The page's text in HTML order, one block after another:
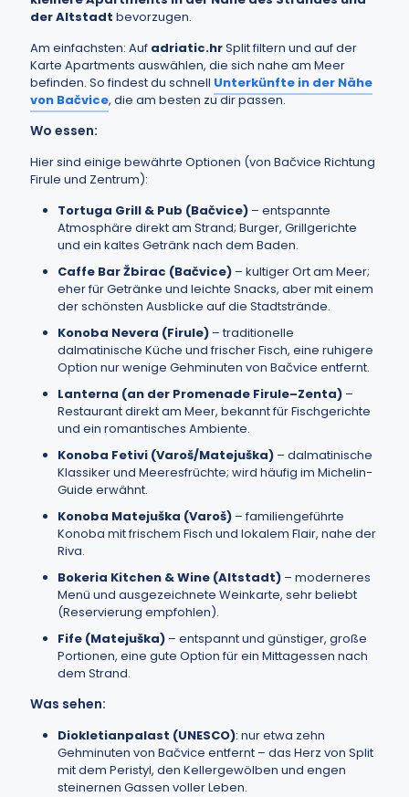
der Altstadt bevorzugen.
Am einfachsten: Auf adriatic.hrSplit filtern und auf der
Karte Apartments auswählen, die sich nahe am Meer
befinden. So findest du schnell Unterkünfte in der Nähe
von Bačvice, die am besten zu dir passen.
Wo essen:
Hier sind einige bewährte Optionen (von Bačvice Richtung
Firule und Zentrum):
Tortuga Grill & Pub (Bačvice) – entspannte
Atmosphäre direkt am Strand; Burger, Grillgerichte
und ein kaltes Getränk nach dem Baden.
Caffe Bar Žbirac (Bačvice) – kultiger Ort am Meer;
eher für Getränke und leichte Snacks, aber mit einem
der schönsten Ausblicke auf die Stadtstrände.
Konoba Nevera (Firule) – traditionelle
dalmatinische Küche und frischer Fisch, eine ruhigere
Option nur wenige Gehminuten von Bačvice entfernt.
Lanterna (an der Promenade Firule–Zenta) –
Restaurant direkt am Meer, bekannt für Fischgerichte
und ein romantisches Ambiente.
Konoba Fetivi (Varoš/Matejuška) – dalmatinische
Klassiker und Meeresfrüchte; wird häufig im Michelin-
Guide erwähnt.
Konoba Matejuška (Varoš) – familiengeführte
Konoba mit frischem Fisch und lokalem Flair, nahe der
Riva.
Bokeria Kitchen & Wine (Altstadt) – moderneres
Menü und ausgezeichnete Weinkarte, sehr beliebt
(Reservierung empfohlen).
Fife (Matejuška) – entspannt und günstiger, große
Portionen, eine gute Option für ein Mittagessen nach
dem Strand.
Was sehen:
Diokletianpalast (UNESCO): nur etwa zehn
Gehminuten von Bačvice entfernt – das Herz von Split
mit dem Peristyl, den Kellergewölben und engen
steinernen Gassen voller Leben.